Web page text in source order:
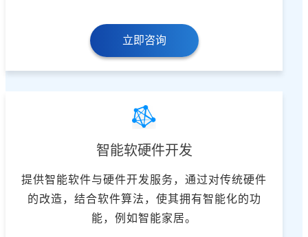
立即咨询
智能软硬件开发
提供智能软件与硬件开发服务，通过对传统硬件
的改造，结合软件算法，使其拥有智能化的功
能，例如智能家居。